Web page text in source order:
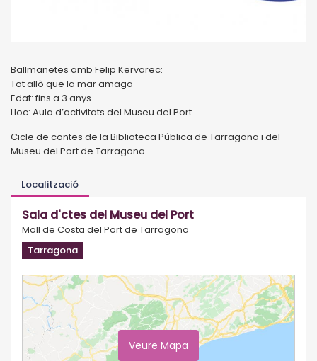
Ballmanetes amb Felip Kervarec:
Tot allò que la mar amaga
Edat: fins a 3 anys
Lloc: Aula d’activitats del Museu del Port
Cicle de contes de la Biblioteca Pública de Tarragona i del
Museu del Port de Tarragona
Localització
Sala d'ctes del Museu del Port
Moll de Costa del Port de Tarragona
Tarragona
Veure Mapa